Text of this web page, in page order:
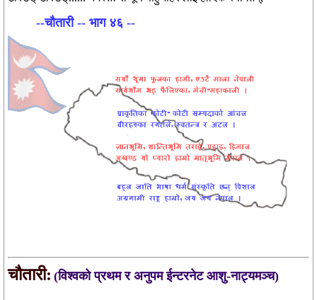
--चौतारी -- भाग ४६ --
चौतारी: (विश्वको प्रथम र अनुपम ईन्टरनेट आशु-नाट्यमञ्च)